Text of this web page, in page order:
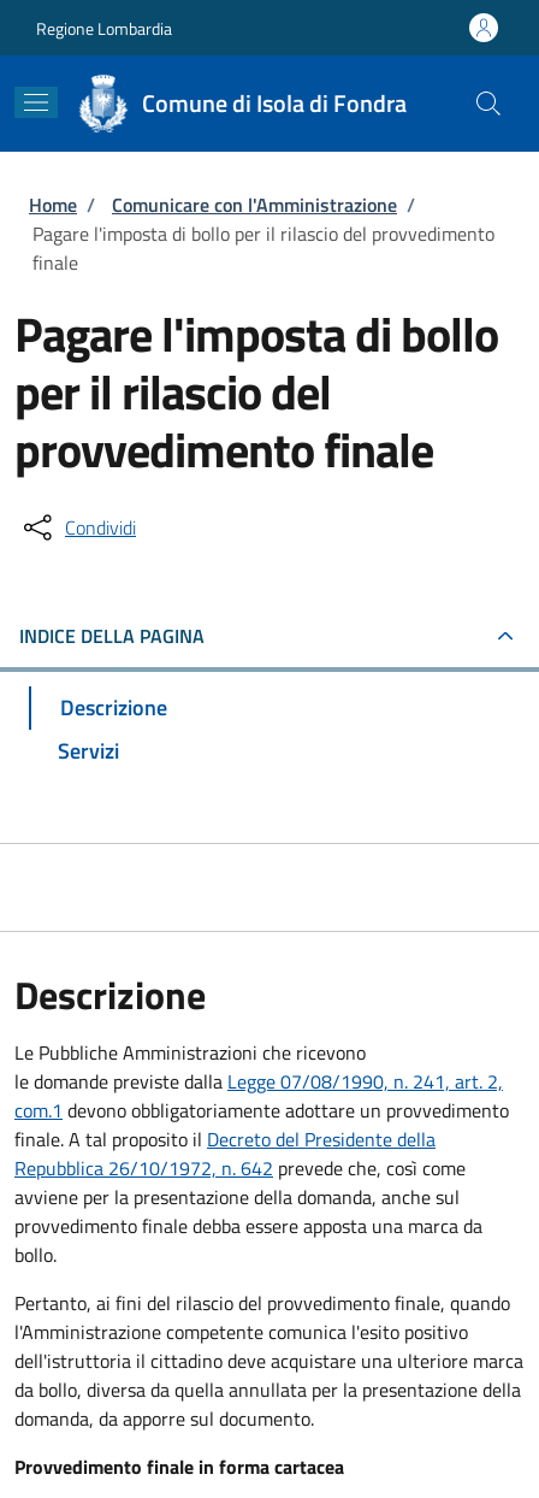
Regione Lombardia
Comune di Isola di Fondra
Briciole di pane
Home / Comunicare con l'Amministrazione /
Pagare l'imposta di bollo per il rilascio del provvedimento
finale
Pagare l'imposta di bollo
per il rilascio del
provvedimento finale
Condividi
INDICE DELLA PAGINA
Descrizione
Servizi
Descrizione
Le Pubbliche Amministrazioni che ricevono
le domande previste dalla Legge 07/08/1990, n. 241, art. 2,
com.1 devono obbligatoriamente adottare un provvedimento
finale. A tal proposito il Decreto del Presidente della
Repubblica 26/10/1972, n. 642 prevede che, così come
avviene per la presentazione della domanda, anche sul
provvedimento finale debba essere apposta una marca da
bollo.
Pertanto, ai fini del rilascio del provvedimento finale, quando
l'Amministrazione competente comunica l'esito positivo
dell'istruttoria il cittadino deve acquistare una ulteriore marca
da bollo, diversa da quella annullata per la presentazione della
domanda, da apporre sul documento.
Provvedimento finale in forma cartacea